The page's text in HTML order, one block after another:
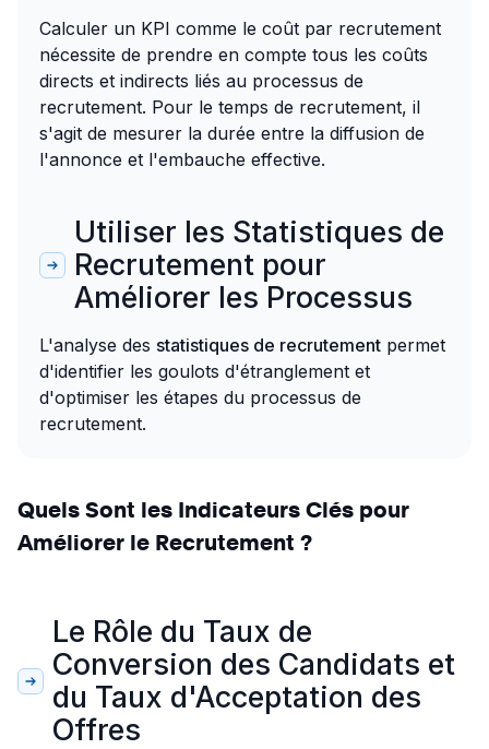
Calculer un KPI comme le coût par recrutement
nécessite de prendre en compte tous les coûts
directs et indirects liés au processus de
recrutement. Pour le temps de recrutement, il
s'agit de mesurer la durée entre la diffusion de
l'annonce et l'embauche effective.
Utiliser les Statistiques de
Recrutement pour
Améliorer les Processus
L'analyse des statistiques de recrutement permet
d'identifier les goulots d'étranglement et
d'optimiser les étapes du processus de
recrutement.
Quels Sont les Indicateurs Clés pour
Améliorer le Recrutement ?
Le Rôle du Taux de
Conversion des Candidats et
du Taux d'Acceptation des
Offres